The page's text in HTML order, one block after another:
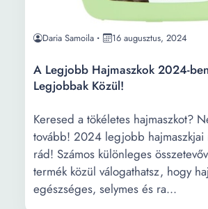
Daria Samoila 16 augusztus, 2024
A Legjobb Hajmaszkok 2024-
Legjobbak Közül!
Keresed a tökéletes hajmaszkot?
tovább! 2024 legjobb hajmaszkjai
rád! Számos különleges
termék közül válogathatsz, hogy
egészséges, selymes és ra...